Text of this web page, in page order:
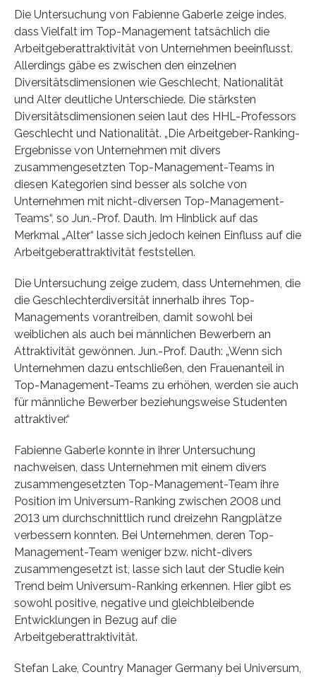
Die Untersuchung von Fabienne Gaberle zeige indes,
dass Vielfalt im Top-Management tatsächlich die
Arbeitgeberattraktivität von Unternehmen beeinflusst.
Allerdings gäbe es zwischen den einzelnen
Diversitätsdimensionen wie Geschlecht, Nationalität
und Alter deutliche Unterschiede. Die stärksten
Diversitätsdimensionen seien laut des HHL-Professors
Geschlecht und Nationalität. „Die Arbeitgeber-Ranking-
Ergebnisse von Unternehmen mit divers
zusammengesetzten Top-Management-Teams in
diesen Kategorien sind besser als solche von
Unternehmen mit nicht-diversen Top-Management-
Teams“, so Jun.-Prof. Dauth. Im Hinblick auf das
Merkmal „Alter“ lasse sich jedoch keinen Einfluss auf die
Arbeitgeberattraktivität feststellen.
Die Untersuchung zeige zudem, dass Unternehmen, die
die Geschlechterdiversität innerhalb ihres Top-
Managements vorantreiben, damit sowohl bei
weiblichen als auch bei männlichen Bewerbern an
Attraktivität gewönnen. Jun.-Prof. Dauth: „Wenn sich
Unternehmen dazu entschließen, den Frauenanteil in
Top-Management-Teams zu erhöhen, werden sie auch
für männliche Bewerber beziehungsweise Studenten
attraktiver.“
Fabienne Gaberle konnte in ihrer Untersuchung
nachweisen, dass Unternehmen mit einem divers
zusammengesetzten Top-Management-Team ihre
Position im Universum-Ranking zwischen 2008 und
2013 um durchschnittlich rund dreizehn Rangplätze
verbessern konnten. Bei Unternehmen, deren Top-
Management-Team weniger bzw. nicht-divers
zusammengesetzt ist, lasse sich laut der Studie kein
Trend beim Universum-Ranking erkennen. Hier gibt es
sowohl positive, negative und gleichbleibende
Entwicklungen in Bezug auf die
Arbeitgeberattraktivität.
Stefan Lake, Country Manager Germany bei Universum,